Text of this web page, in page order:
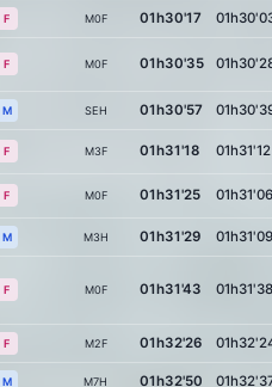
F M0F 01h30'17
F M0F 01h30'35
M SEH 01h30'57
F M3F 01h31'18 01h31'12
F M0F 01h31'25 01h31'06
M M3H 01h31'29 01h31'09
F M0F 01h31'43 01h31'38
F M2F 01h32'26
M M7H 01h32'50